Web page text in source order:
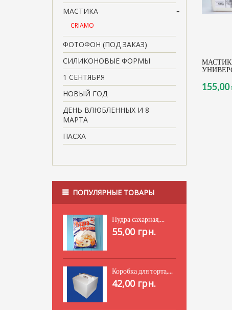
МАСТИКА
CRIAMO
ФОТОФОН (ПОД ЗАКАЗ)
СИЛИКОНОВЫЕ ФОРМЫ
1 СЕНТЯБРЯ
НОВЫЙ ГОД
ДЕНЬ ВЛЮБЛЕННЫХ И 8
МАРТА
ПАСХА
ПОПУЛЯРНЫЕ ТОВАРЫ
Пудра сахарная,...
55,00 грн.
Коробка для торта,...
42,00 грн.
155,00